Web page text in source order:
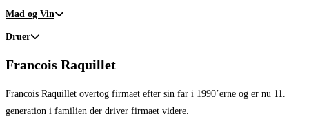
Mad og Vin
Druer
Francois Raquillet
Francois Raquillet overtog firmaet efter sin far i 1990’erne og er nu 11.
generation i familien der driver firmaet videre.